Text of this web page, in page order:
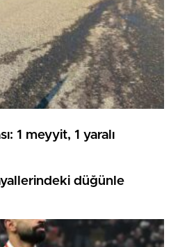
1 meyyit, 1 yaralı
düğünle